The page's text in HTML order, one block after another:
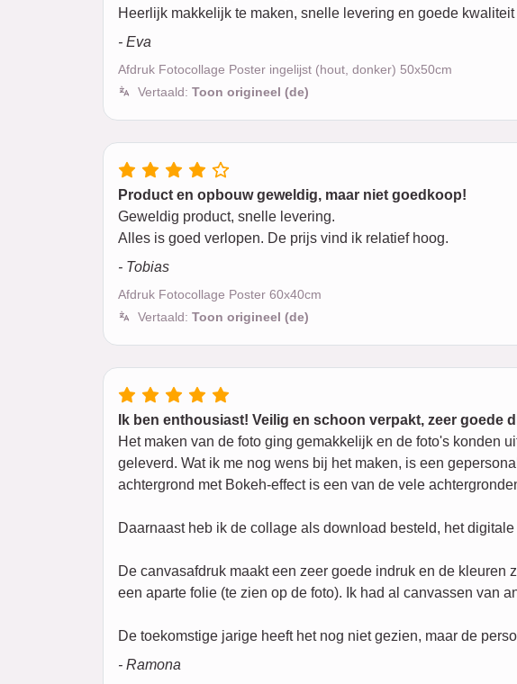
Heerlijk makkelijk te maken, snelle levering en goede kwaliteit
- Eva
Afdruk Fotocollage Poster ingelijst (hout, donker) 50x50cm
Vertaald: Toon origineel (de)
Product en opbouw geweldig, maar niet goedkoop!
Geweldig product, snelle levering.
Alles is goed verlopen. De prijs vind ik relatief hoog.
- Tobias
Afdruk Fotocollage Poster 60x40cm
Vertaald: Toon origineel (de)
Ik ben enthousiast! Veilig en schoon verpakt, zeer goede
Het maken van de foto ging gemakkelijk en de foto's konden
geleverd. Wat ik me nog wens bij het maken, is een
achtergrond met Bokeh-effect is een van de vele
Daarnaast heb ik de collage als download besteld, het
De canvasafdruk maakt een zeer goede indruk en de
een aparte folie (te zien op de foto). Ik had al canvassen van
De toekomstige jarige heeft het nog niet gezien, maar de
- Ramona